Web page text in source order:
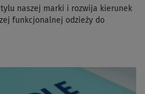
naszej marki i rozwija kierunek
funkcjonalnej odzieży do